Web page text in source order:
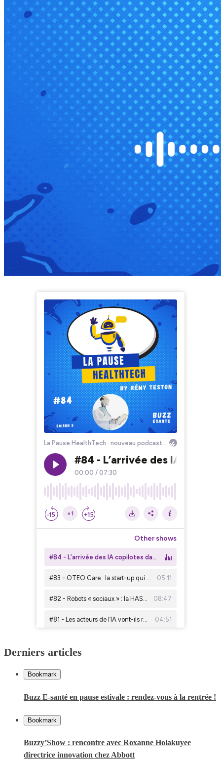
Derniers articles
Bookmark
Buzz E-santé en pause estivale : rendez-vous à la rentrée !
Bookmark
Buzzy’Show : rencontre avec Roxanne Holakuyee
directrice innovation chez Abbott